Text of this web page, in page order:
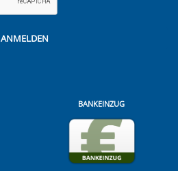
ANMELDEN
BANKEINZUG